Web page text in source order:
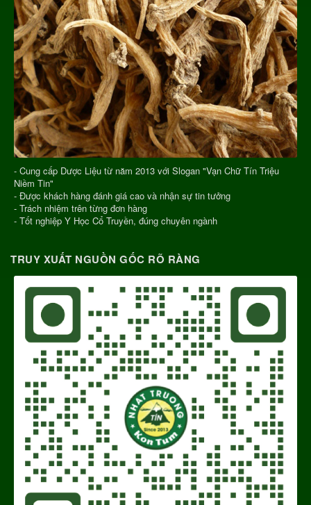
- Cung cấp Dược Liệu từ năm 2013 với Slogan "Vạn Chữ Tín Triệu
Niềm Tin"
- Được khách hàng đánh giá cao và nhận sự tin tưởng
- Trách nhiệm trên từng đơn hàng
- Tốt nghiệp Y Học Cổ Truyền, đúng chuyên ngành
TRUY XUẤT NGUỒN GỐC RÕ RÀNG